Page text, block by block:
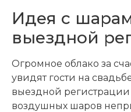
Идея с
выездной
Огромное облако за
увидят гости на
выездной регистрации
воздушных шаров